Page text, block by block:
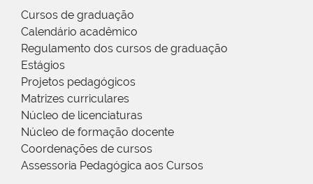
Cursos de graduação
Calendário acadêmico
Regulamento dos cursos de graduação
Estágios
Projetos pedagógicos
Matrizes curriculares
Núcleo de licenciaturas
Núcleo de formação docente
Coordenações de cursos
Assessoria Pedagógica aos Cursos